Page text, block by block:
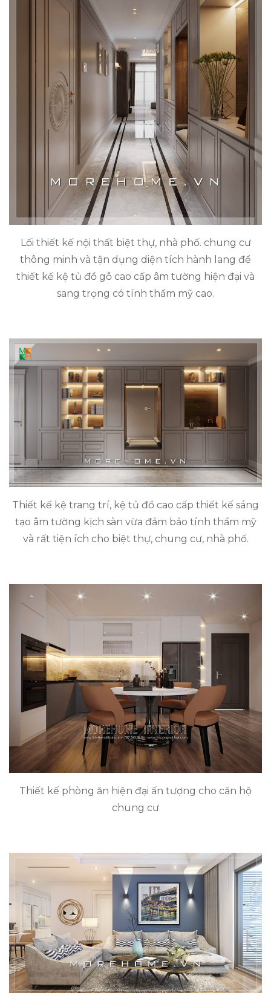
Lối thiết kế nội thất biệt thự, nhà phố. chung cư
thông minh và tận dụng diện tích hành lang để
thiết kế kệ tủ đồ gỗ cao cấp âm tường hiện đại và
sang trọng có tính thẩm mỹ cao.
Thiết kế kệ trang trí, kệ tủ đồ cao cấp thiết kế sáng
tạo âm tường kịch sàn vừa đảm bảo tính thẩm mỹ
và rất tiện ích cho biệt thự, chung cư, nhà phố.
Thiết kế phòng ăn hiện đại ấn tượng cho căn hộ
chung cư